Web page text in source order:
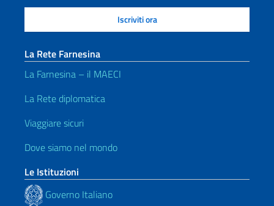
La Rete Farnesina
La Farnesina – il MAECI
La Rete diplomatica
Viaggiare sicuri
Dove siamo nel mondo
Le Istituzioni
Governo Italiano